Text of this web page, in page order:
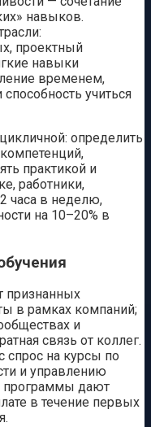
навыков.
проектный
навыки
временем,
учиться
определить
практикой и
работники,
часа в неделю,
на 10–20% в
признанных
в рамках компаний;
и
связь от коллег.
спрос на курсы по
и управлению
программы дают
в течение первых